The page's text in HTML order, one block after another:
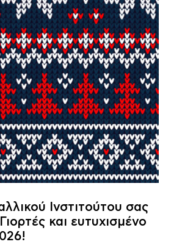
Ινστιτούτου σας
και ευτυχισμένο